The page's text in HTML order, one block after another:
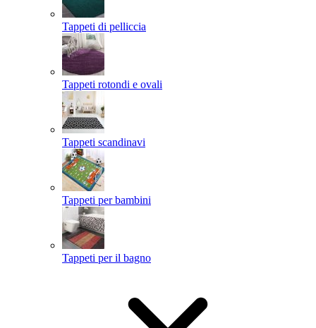
Tappeti di pelliccia
Tappeti rotondi e ovali
Tappeti scandinavi
Tappeti per bambini
Tappeti per il bagno